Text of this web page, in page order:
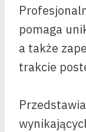
pomaga
a także
trakcie